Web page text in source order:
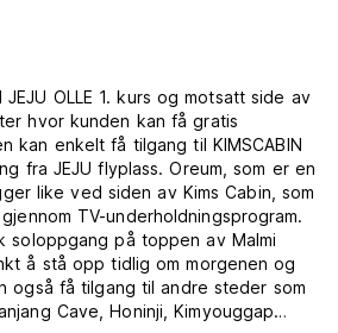
JEJU OLLE 1. kurs og motsatt side av
hvor kunden kan få gratis
kan enkelt få tilgang til KIMSCABIN
fra JEJU flyplass. Oreum, som er en
like ved siden av Kims Cabin, som
TV-underholdningsprogram.
soloppgang på toppen av Malmi
å stå opp tidlig om morgenen og
også få tilgang til andre steder som
Cave, Honinji, Kimyouggap